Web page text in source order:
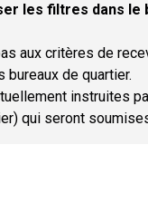
les filtres dans le
aux critères de
de quartier.
instruites
qui seront